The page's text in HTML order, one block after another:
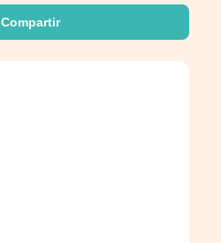
Compartir